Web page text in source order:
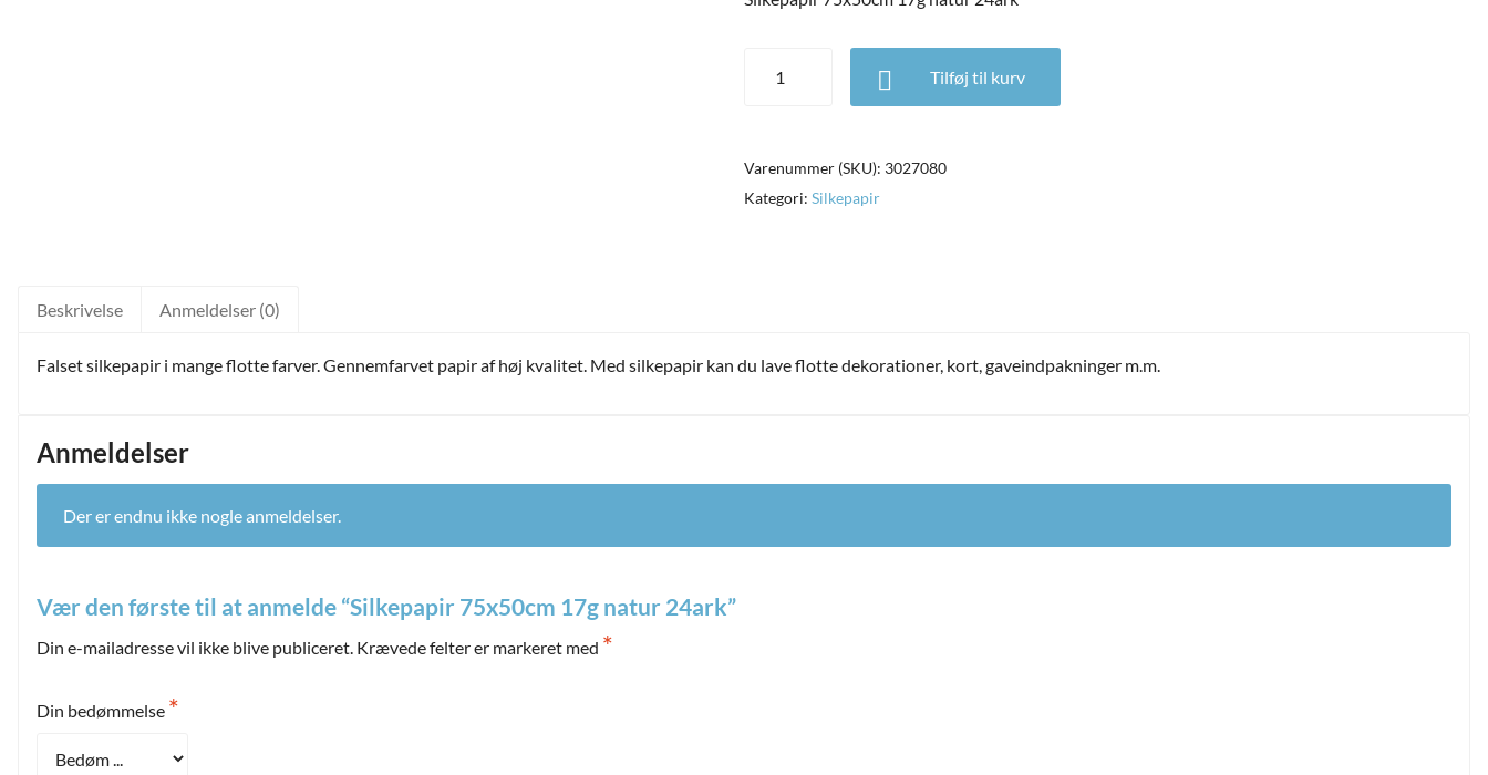
Tilføj til kurv
Varenummer (SKU): 3027080
Kategori: Silkepapir
Beskrivelse Anmeldelser (0)
Falset silkepapir i mange flotte farver. Gennemfarvet papir af høj kvalitet. Med silkepapir kan du lave flotte dekorationer, kort, gaveindpakninger m.m.
Anmeldelser
Der er endnu ikke nogle anmeldelser.
Vær den første til at anmelde “Silkepapir 75x50cm 17g natur 24ark”
Din e-mailadresse vil ikke blive publiceret. Krævede felter er markeret med *
Din bedømmelse *